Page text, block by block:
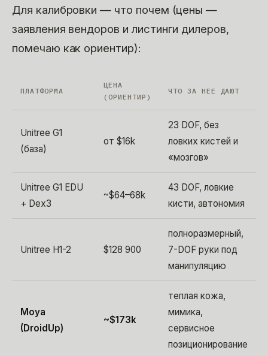
Для калибровки — что почем (цены —
заявления вендоров и листинги дилеров,
помечаю как ориентир):
ПЛАТФОРМА
ЦЕНА
(ОРИЕНТИР)
ЧТО ЗА НЕЕ ДАЮТ
Unitree G1
(база)
от $16k
23 DOF, без
ловких кистей и
«мозгов»
Unitree G1 EDU
+ Dex3
~$64–68k
43 DOF, ловкие
кисти, автономия
Unitree H1-2 $128 900
полноразмерный,
7-DOF руки под
манипуляцию
Moya
(DroidUp)
~$173k
теплая кожа,
мимика,
сервисное
позиционирование